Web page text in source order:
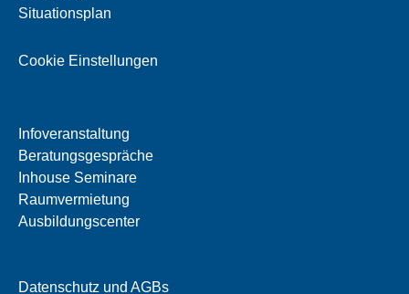
Situationsplan
Cookie Einstellungen
Infoveranstaltung
Beratungsgespräche
Inhouse Seminare
Raumvermietung
Ausbildungscenter
Datenschutz und AGBs